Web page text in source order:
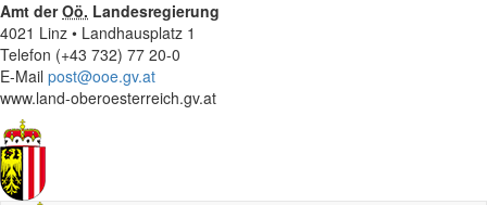
Amt derOö. Landesregierung
4021 Linz • Landhausplatz 1
Telefon (+43 732) 77 20-0
E-Mail post@ooe.gv.at
www.land-oberoesterreich.gv.at